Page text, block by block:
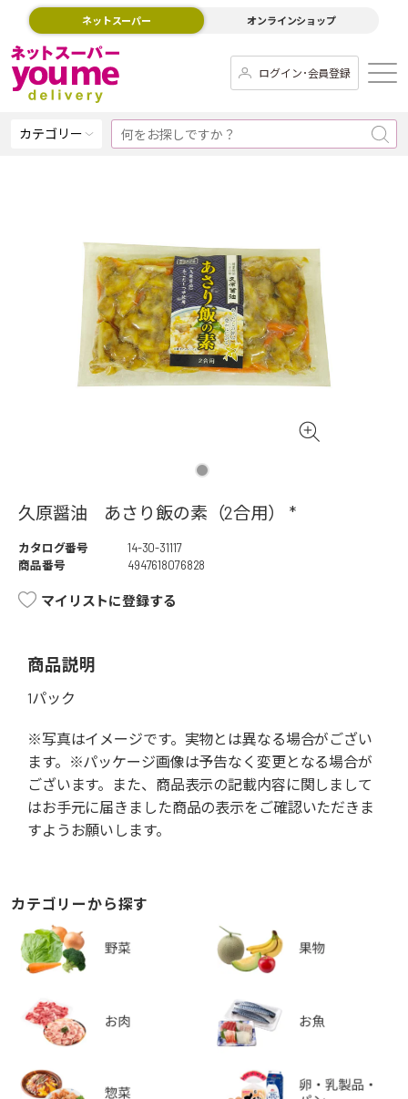
ネットスーパー オンラインショップ
ログイン･会員登録
カテゴリー
久原醤油 あさり飯の素（2合用） *
カタログ番号
14-30-31117
商品番号
4947618076828
マイリストに登録する
商品説明
1パック
※写真はイメージです。実物とは異なる場合がござい
ます。※パッケージ画像は予告なく変更となる場合が
ございます。また、商品表示の記載内容に関しまして
はお手元に届きました商品の表示をご確認いただきま
すようお願いします。
カテゴリーから探す